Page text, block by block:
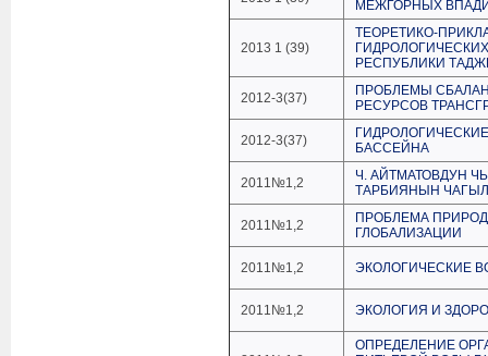
МЕЖГОРНЫХ
2013 1 (39)
ТЕОРЕТИКО-
РЕСПУБЛИКИ
2012-3(37)
ПРОБЛЕМЫ
РЕСУРСОВ
2012-3(37)
БАССЕЙНА
2011№1,2
Ч. АЙТМАТОВДУН
ТАРБИЯНЫН
2011№1,2
ПРОБЛЕМА
ГЛОБАЛИЗАЦИИ
2011№1,2 ЭКОЛОГИЧЕСКИЕ
2011№1,2 ЭКОЛОГИЯ И
ОПРЕДЕЛЕНИЕ